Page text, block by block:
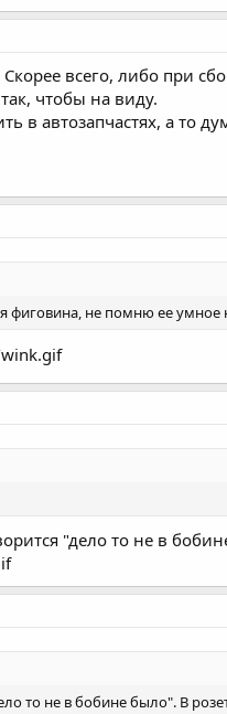
всего, либо при
чтобы на виду.
в автозапчастях, а то
фиговина, не помню ее умное
"дело то не в
то не в бобине было". В